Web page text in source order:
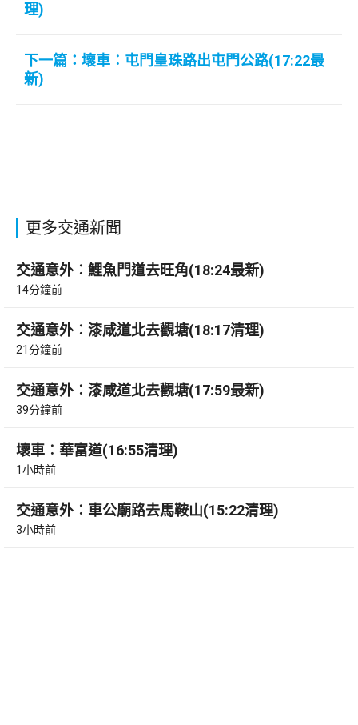
理)
下一篇：壞車︰屯門皇珠路出屯門公路(17:22最
新)
更多交通新聞
交通意外︰鯉魚門道去旺角(18:24最新)
14分鐘前
交通意外︰漆咸道北去觀塘(18:17清理)
21分鐘前
交通意外︰漆咸道北去觀塘(17:59最新)
39分鐘前
壞車︰華富道(16:55清理)
1小時前
交通意外︰車公廟路去馬鞍山(15:22清理)
3小時前